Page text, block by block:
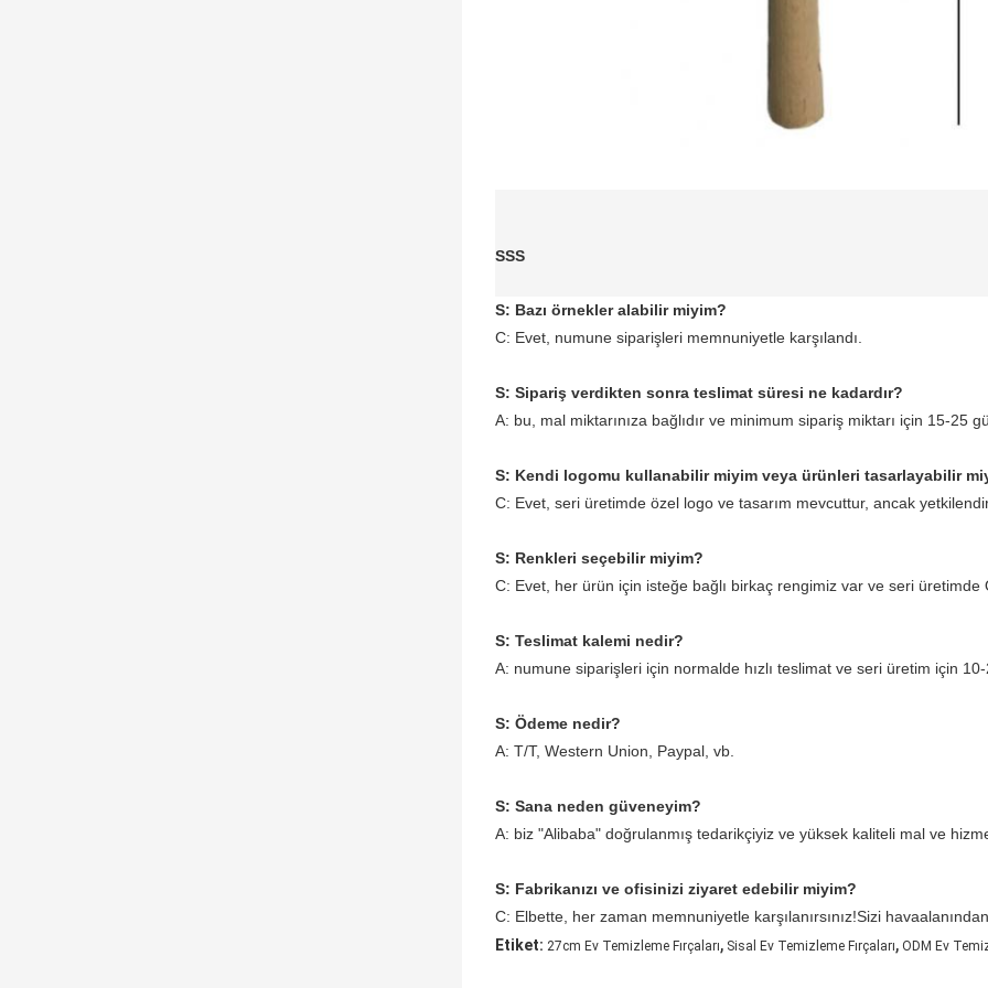
SSS
S: Bazı örnekler alabilir miyim?
C: Evet, numune siparişleri memnuniyetle karşılandı.
S: Sipariş verdikten sonra teslimat süresi ne kadardır?
A: bu, mal miktarınıza bağlıdır ve minimum sipariş miktarı için 15-25
S: Kendi logomu kullanabilir miyim veya ürünleri tasarlayabilir
C: Evet, seri üretimde özel logo ve tasarım mevcuttur, ancak
S: Renkleri seçebilir miyim?
C: Evet, her ürün için isteğe bağlı birkaç rengimiz var ve seri üretimde
S: Teslimat kalemi nedir?
A: numune siparişleri için normalde hızlı teslimat ve seri üretim için
S: Ödeme nedir?
A: T/T, Western Union, Paypal, vb.
S: Sana neden güveneyim?
A: biz "Alibaba" doğrulanmış tedarikçiyiz ve yüksek kaliteli mal ve
S: Fabrikanızı ve ofisinizi ziyaret edebilir miyim?
C: Elbette, her zaman memnuniyetle karşılanırsınız!Sizi
Etiket: 27cm Ev Temizleme Fırçaları, Sisal Ev Temizleme Fırçaları, ODM Ev